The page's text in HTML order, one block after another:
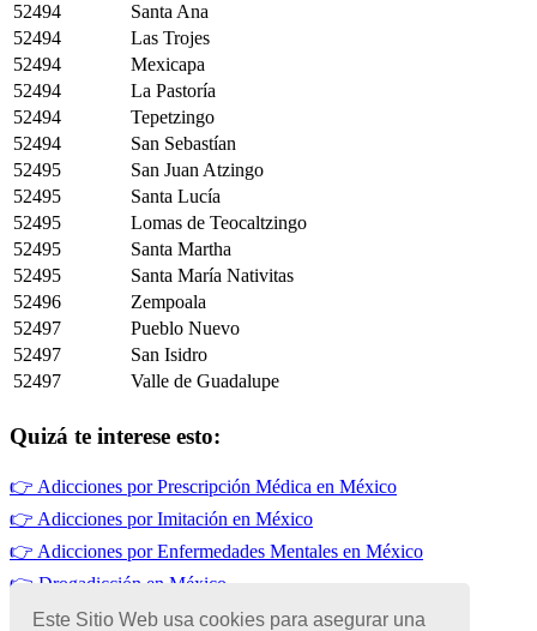
Este Sitio Web usa cookies para asegurar una
52494
Santa Ana
52494
Las Trojes
52494
Mexicapa
52494
La Pastoría
52494
Tepetzingo
52494
San Sebastían
52495
San Juan Atzingo
52495
Santa Lucía
52495
Lomas de Teocaltzingo
52495
Santa Martha
52495
Santa María Nativitas
52496
Zempoala
52497
Pueblo Nuevo
52497
San Isidro
52497
Valle de Guadalupe
Quizá te interese esto:
👉 Adicciones por Prescripción Médica en México
👉 Adicciones por Imitación en México
👉 Adicciones por Enfermedades Mentales en México
👉 Drogadicción en México
👉Adicciones por Alivio del Estrés